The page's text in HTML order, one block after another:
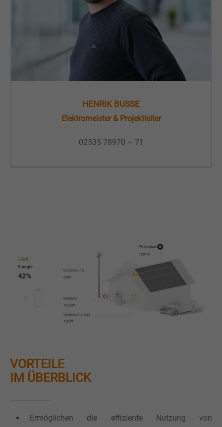
HENRIK BUSSE
Elektromeister & Projektleiter
02535 78970 – 71
VORTEILE
IM ÜBERBLICK
Ermöglichen die effiziente Nutzung von